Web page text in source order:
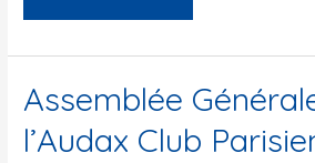
des
BRM
l’ACP
au
Assemblée
l’Audax Club